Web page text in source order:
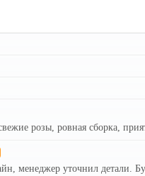
розы, ровная сборка,
менеджер уточнил детали.